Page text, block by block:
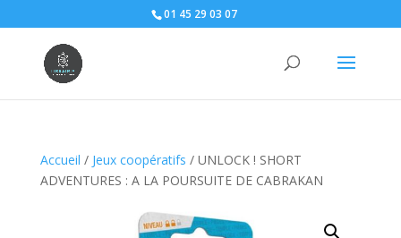
01 45 29 03 07
Accueil / Jeux coopératifs / UNLOCK ! SHORT
ADVENTURES : A LA POURSUITE DE CABRAKAN